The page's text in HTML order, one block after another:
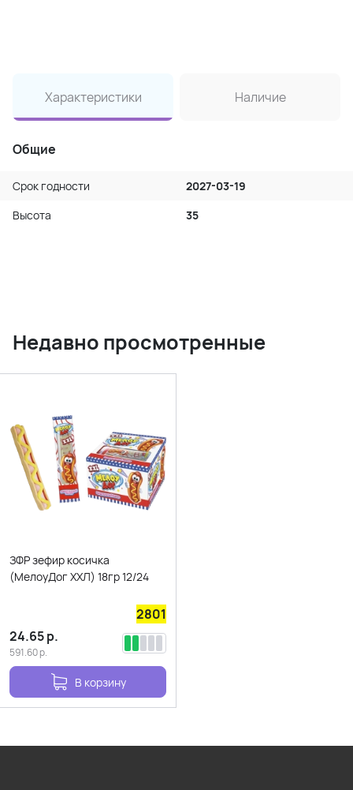
Характеристики Наличие
Общие
Срок годности
2027-03-19
Высота
35
Недавно просмотренные
ЗФР зефир косичка
(МелоуДог ХХЛ) 18гр 12/24
2801
24.65р.
591.60р.
В корзину